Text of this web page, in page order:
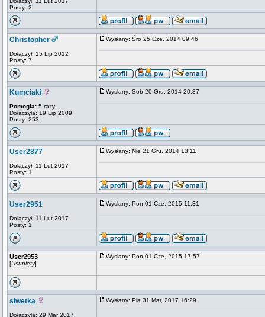
Posty: 2
Christopher
Dołączył: 15 Lip 2012
Posty: 7
Wysłany: Śro 25 Cze, 2014 09:46
Kumciaki
Pomogła: 5 razy
Dołączyła: 19 Lip 2009
Posty: 253
Wysłany: Sob 20 Gru, 2014 20:37
User2877
Dołączył: 11 Lut 2017
Posty: 1
Wysłany: Nie 21 Gru, 2014 13:11
User2951
Dołączył: 11 Lut 2017
Posty: 1
Wysłany: Pon 01 Cze, 2015 11:31
User2953
[Usunięty]
Wysłany: Pon 01 Cze, 2015 17:57
siwetka
Dołączyła: 29 Mar 2017
Wysłany: Pią 31 Mar, 2017 16:29